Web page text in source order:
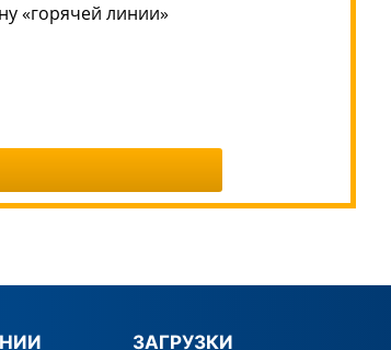
«горячей линии»
ЗАГРУЗКИ